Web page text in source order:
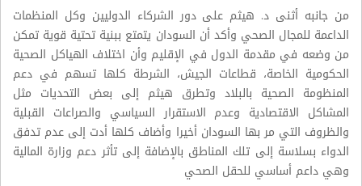
من جانبه أثنى د. هيثم على دور الشركاء الدوليين وكل المنظمات
الداعمة للمجال الصحي وأكد أن السودان يتمتع ببنية تحتية قوية تمكن
من وضعه في مقدمة الدول في الإقليم وأن اختلاف الهياكل الصحية
الحكومية الخاصة، قطاعات الجيش، الشرطة كلها تسهم في دعم
المنظومة الصحية بالبلاد وتطرق هيثم إلى بعض التحديات مثل
المشاكل الاقتصادية وعدم الاستقرار السياسي والصراعات القبلية
والظروف التي مر بها السودان أخيرا وأضاف كلها أدت إلى عدم تدفق
الدواء بسلاسة إلى تلك المناطق بالإضافة إلى تأثر دعم وزارة المالية
وهي داعم أساسي للحقل الصحي